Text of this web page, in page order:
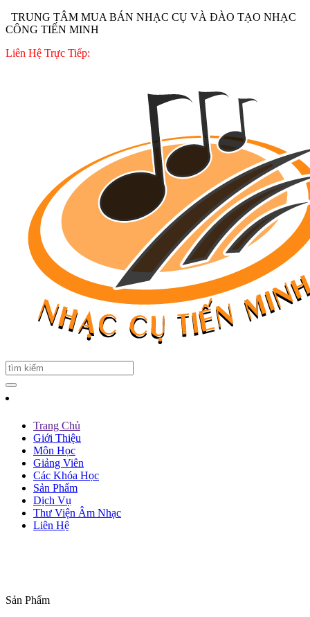
TRUNG TÂM MUA BÁN NHẠC CỤ VÀ ĐÀO TẠO NHẠC
CÔNG TIẾN MINH
Liên Hệ Trực Tiếp:
Trang Chủ
Giới Thiệu
Môn Học
Giảng Viên
Các Khóa Học
Sản Phẩm
Dịch Vụ
Thư Viện Âm Nhạc
Liên Hệ
Sản Phẩm